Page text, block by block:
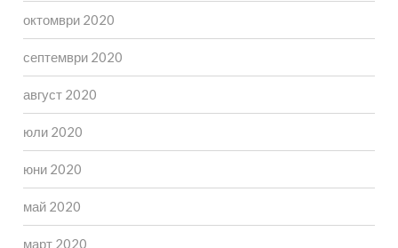
октомври 2020
септември 2020
август 2020
юли 2020
юни 2020
май 2020
март 2020